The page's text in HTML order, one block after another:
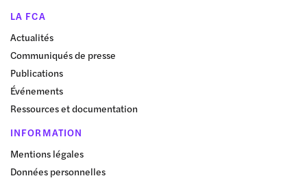
LA FCA
Actualités
Communiqués de presse
Publications
Événements
Ressources et documentation
INFORMATION
Mentions légales
Données personnelles